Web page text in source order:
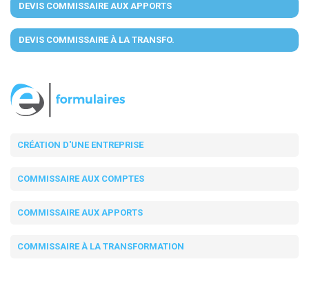
DEVIS COMMISSAIRE AUX APPORTS
DEVIS COMMISSAIRE À LA TRANSFO.
CRÉATION D'UNE ENTREPRISE
COMMISSAIRE AUX COMPTES
COMMISSAIRE AUX APPORTS
COMMISSAIRE À LA TRANSFORMATION